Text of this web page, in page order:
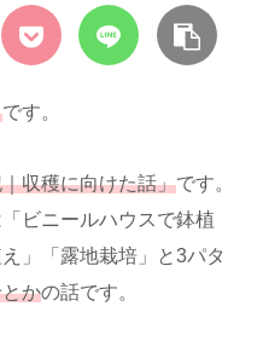
です。
収穫に向けた話」です。
ビニールハウスで鉢植
」「露地栽培」と3パタ
かの話です。